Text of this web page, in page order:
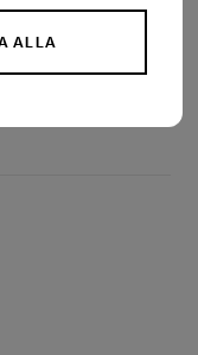
ALLA